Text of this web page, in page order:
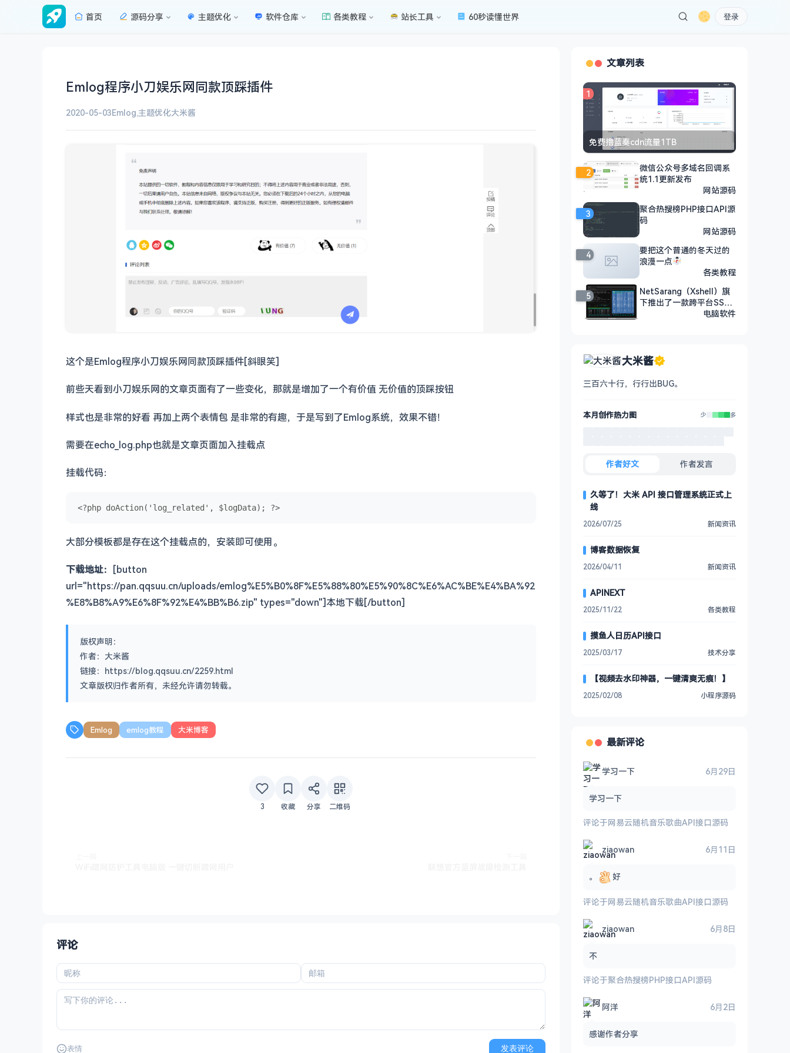
首页 源码分享 主题优化 软件仓库 各类教程 站长工具 60秒读懂世界 登录
Emlog程序小刀娱乐网同款顶踩插件
2020-05-03Emlog,主题优化大米酱
这个是Emlog程序小刀娱乐网同款顶踩插件[斜眼笑]
前些天看到小刀娱乐网的文章页面有了一些变化，那就是增加了一个有价值 无价值的顶踩按钮
样式也是非常的好看 再加上两个表情包 是非常的有趣，于是写到了Emlog系统，效果不错！
需要在echo_log.php也就是文章页面加入挂载点
挂载代码：
<?php doAction('log_related', $logData); ?>
大部分模板都是存在这个挂载点的，安装即可使用。
下载地址： [button
url="https://pan.qqsuu.cn/uploads/emlog%E5%B0%8F%E5%88%80%E5%90%8C%E6%AC%BE%E4%BA%92
%E8%B8%A9%E6%8F%92%E4%BB%B6.zip" types="down"]本地下载[/button]
版权声明：
作者：大米酱
链接：https://blog.qqsuu.cn/2259.html
文章版权归作者所有，未经允许请勿转载。
Emlog emlog教程 大米博客
3 收藏 分享 二维码
评论
表情 发表评论
文章列表
1
免费撸蓝奏cdn流量1TB
2
微信公众号多域名回调系
统1.1更新发布
网站源码
3
聚合热搜榜PHP接口API源
码
网站源码
4
要把这个普通的冬天过的
浪漫一点
各类教程
5
NetSarang（Xshell）旗
下推出了一款跨平台SSH
电脑软件
大米酱
三百六十行，行行出BUG。
本月创作热力图 少 多
作者好文 作者发言
久等了！大米 API 接口管理系统正式上
线
2026/07/25 新闻资讯
博客数据恢复
2026/04/11 新闻资讯
APINEXT
2025/11/22 各类教程
摸鱼人日历API接口
2025/03/17 技术分享
【视频去水印神器，一键清爽无痕！】
2025/02/08 小程序源码
最新评论
学习一下 6月29日
学习一下
评论于网易云随机音乐歌曲API接口源码
ziaowan 6月11日
。 好
评论于网易云随机音乐歌曲API接口源码
ziaowan 6月8日
不
评论于聚合热搜榜PHP接口API源码
阿洋 6月2日
感谢作者分享